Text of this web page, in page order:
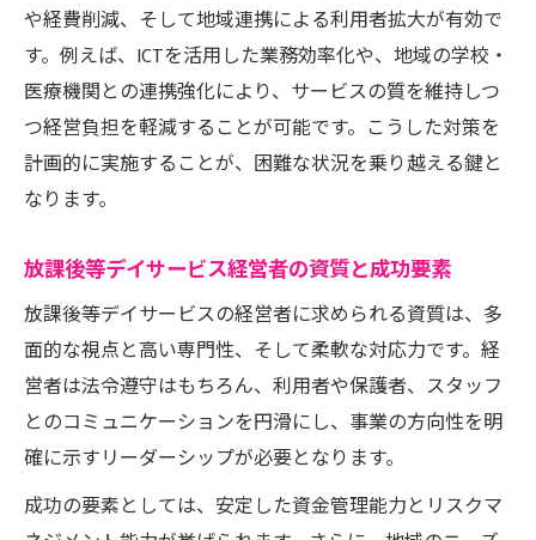
や経費削減、そして地域連携による利用者拡大が有効で
す。例えば、ICTを活用した業務効率化や、地域の学校・
医療機関との連携強化により、サービスの質を維持しつ
つ経営負担を軽減することが可能です。こうした対策を
計画的に実施することが、困難な状況を乗り越える鍵と
なります。
放課後等デイサービス経営者の資質と成功要素
放課後等デイサービスの経営者に求められる資質は、多
面的な視点と高い専門性、そして柔軟な対応力です。経
営者は法令遵守はもちろん、利用者や保護者、スタッフ
とのコミュニケーションを円滑にし、事業の方向性を明
確に示すリーダーシップが必要となります。
成功の要素としては、安定した資金管理能力とリスクマ